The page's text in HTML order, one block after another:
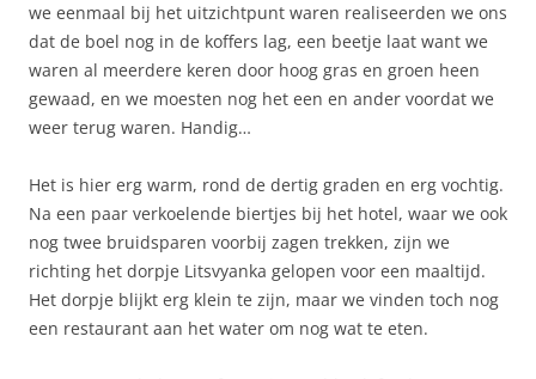
we eenmaal bij het uitzichtpunt waren realiseerden we ons
dat de boel nog in de koffers lag, een beetje laat want we
waren al meerdere keren door hoog gras en groen heen
gewaad, en we moesten nog het een en ander voordat we
weer terug waren. Handig…
Het is hier erg warm, rond de dertig graden en erg vochtig.
Na een paar verkoelende biertjes bij het hotel, waar we ook
nog twee bruidsparen voorbij zagen trekken, zijn we
richting het dorpje Litsvyanka gelopen voor een maaltijd.
Het dorpje blijkt erg klein te zijn, maar we vinden toch nog
een restaurant aan het water om nog wat te eten.